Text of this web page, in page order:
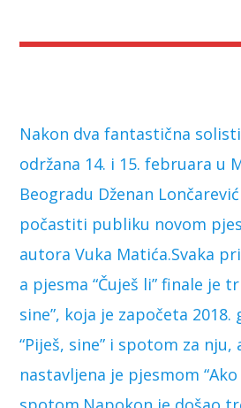
Nakon dva fantastična
održana 14. i 15. februara u
Beogradu Dženan
počastiti publiku novom
autora Vuka Matića.Svaka
a pjesma “Čuješ li” finale je
sine”, koja je započeta
“Piješ, sine” i spotom za nju,
nastavljena je pjesmom